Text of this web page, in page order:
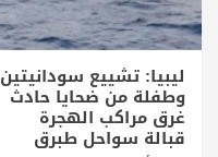
ليبيا: تشييع سودانيتين
وطفلة من ضحايا حادث
غرق مراكب الهجرة
قبالة سواحل طبرق